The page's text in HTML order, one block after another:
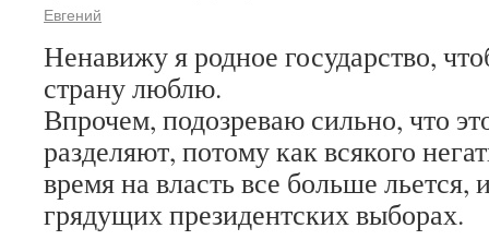
Евгений
Ненавижу я родное государство,
страну люблю.
Впрочем, подозреваю сильно, что
разделяют, потому как всякого
время на власть все больше льется,
грядущих президентских выборах.